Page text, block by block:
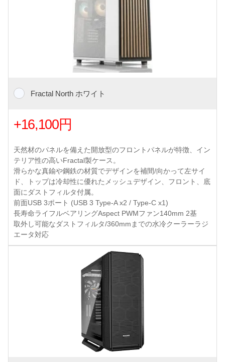
Fractal North ホワイト
+16,100円
天然材のパネルを備えた開放型のフロントパネルが特徴、イン
テリア性の高いFractal製ケース。
滑らかな真鍮や鋼鉄の材質でデザインを補間/向かって左サイ
ド、トップは冷却性に優れたメッシュデザイン、フロント、底
面にダストフィルタ付属。
前面USB 3ポート (USB 3 Type-A x2 / Type-C x1)
長寿命ライフルベアリングAspect PWMファン140mm 2基
取外し可能なダストフィルタ/360mmまでの水冷クーラーラジ
エータ対応